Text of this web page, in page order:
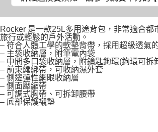
Rocker 是一款25L多用途背包，非常適合都
旅行或輕鬆的戶外活動。
– 符合人體工學的軟墊背帶，採用超級透氣
– 主袋收納層，附筆電內袋
– 中間多口袋收納層，附鑰匙鉤環(鉤環可拆
– 前束繩綁帶，可收納濕外套
– 側邊彈性網眼收納層
– 側面壓縮帶
– 可調式胸帶、可拆卸腰帶
– 底部保護襯墊